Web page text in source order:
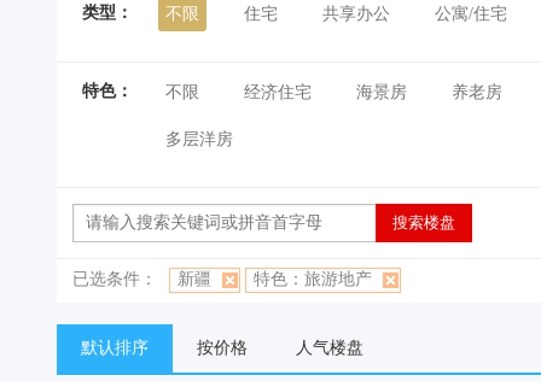
类型： 不限 住宅 共享办公 公寓/住宅
特色： 不限 经济住宅 海景房 养老房
多层洋房
已选条件： 新疆 特色：旅游地产
默认排序 按价格 人气楼盘